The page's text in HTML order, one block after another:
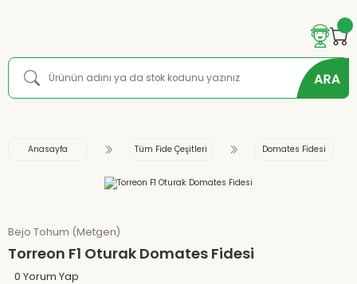
Anasayfa Tüm Fide Çeşitleri Domates Fidesi
Bejo Tohum (Metgen)
Torreon F1 Oturak Domates Fidesi
0 Yorum Yap